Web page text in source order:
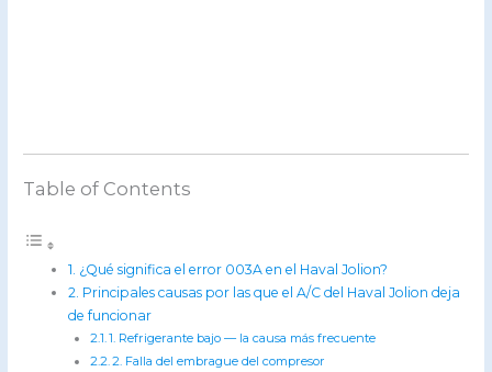
Table of Contents
¿Qué significa el error 003A en el Haval Jolion?
Principales causas por las que el A/C del Haval Jolion deja
de funcionar
1. Refrigerante bajo — la causa más frecuente
2. Falla del embrague del compresor